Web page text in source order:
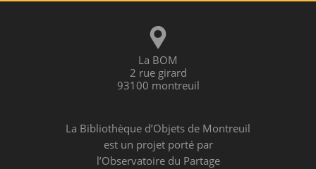
La BOM
2 rue girard
93100 montreuil
La Bibliothèque d’Objets de Montreuil
est un projet porté par
l’Observatoire du Partage